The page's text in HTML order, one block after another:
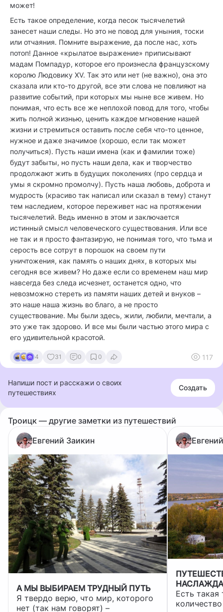
может!
Есть такое определение, когда песок тысячелетий
занесет наши следы. Но это не повод для уныния, тоски
или отчаяния. Помните выражение, да после нас, хоть
потоп! Данное «крылатое выражение» приписывают
мадам Помпадур, которое его произнесла французскому
королю Людовику XV. Так это или нет (не важно), она это
сказала или кто-то другой, все эти слова не повлияют на
развитие событий, при которых мы ныне все живем. Но
понимая, что есть все же неплохой повод для того, чтобы
жить полной жизнью, ценить каждое мгновение нашей
жизни и стремиться оставить после себя что-то ценное,
нужное и даже значимое (хорошо, если так может
получиться). Пусть наши имена (как и фамилии тоже)
будут забыты, но пусть наши дела, как и творчество
продолжают жить в будущих поколениях (про сердца и
умы я скромно промолчу). Пусть наша любовь, доброта и
мудрость (красиво так написал или сказал в тему) станут
тем наследием, которое переживет нас на протяжении
тысячелетий. Ведь именно в этом и заключается
истинный смысл человеческого существования. Или все
не так и я просто фантазирую, не понимая того, что тьма и
серость все сотрут в порошок на своем пути
уничтожения, как память о наших днях, в которых мы
сегодня все живем? Но даже если со временем наш мир
навсегда без следа исчезнет, останется одно, что
невозможно стереть из памяти наших детей и внуков –
это наше наша жизнь во благо, а не просто
существование. Мы были здесь, жили, любили, мечтали, а
это уже так здорово. И все мы были частью этого мира с
его удивительной красотой.
4 31 0 0 117
Напиши пост и расскажи о своих
путешествиях
Создать
Троицк — другие заметки из путешествий
Евгений Заикин
А МЫ ВЫБИРАЕМ ТРУДНЫЙ ПУТЬ
Я твердо верю, что мир, которого
нет (так нам говорят) –
Есть